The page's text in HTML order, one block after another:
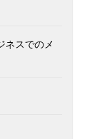
ネスでのメ